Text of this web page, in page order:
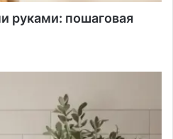
руками: пошаговая